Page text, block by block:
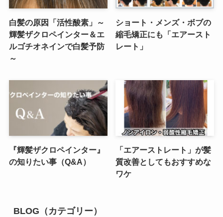
白髪の原因「活性酸素」～
輝髪ザクロペインター＆エ
ルゴチオネインで白髪予防
～
ショート・メンズ・ボブの
縮毛矯正にも「エアースト
レート」
『輝髪ザクロペインター』
の知りたい事（Q&A）
「エアーストレート」が髪
質改善としてもおすすめな
ワケ
BLOG（カテゴリー）